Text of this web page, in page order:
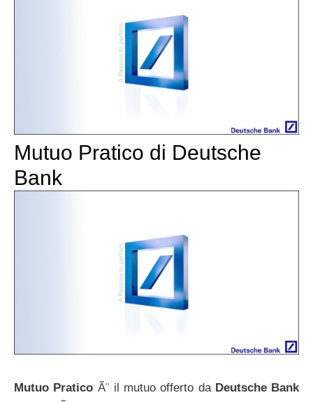
Mutuo Pratico di Deutsche
Bank
Mutuo Pratico Ã¨ il mutuo offerto da Deutsche Bank